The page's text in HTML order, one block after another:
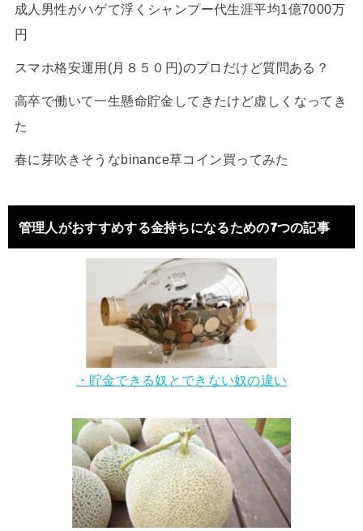
成人男性がハゲて浮くシャンプー代生涯平均1億7000万
円
スマホ格安運用(月８５０円)のプロだけど質問ある？
高卒で働いて一生懸命貯金してきたけど虚しくなってき
た
春に芽吹きそうなbinance草コイン買ってみた
管理人がおすすめする金持ちになるための7つの記事
・貯金できる奴とできない奴の違い